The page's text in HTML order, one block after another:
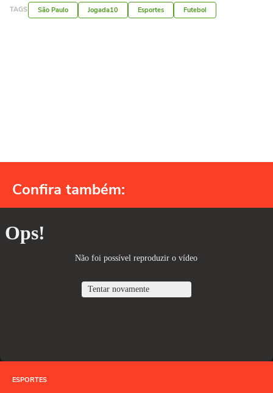
TAGS São Paulo Jogada10 Esportes Futebol
Confira também:
ESPORTES